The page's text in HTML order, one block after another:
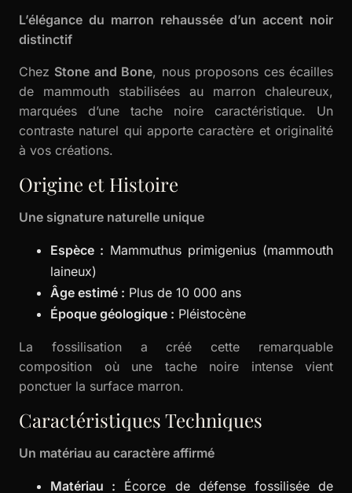
L’élégance du marron rehaussée d’un accent noir
distinctif
Chez Stone and Bone, nous proposons ces écailles
de mammouth stabilisées au marron chaleureux,
marquées d’une tache noire caractéristique. Un
contraste naturel qui apporte caractère et originalité
à vos créations.
Origine et Histoire
Une signature naturelle unique
Espèce : Mammuthus primigenius (mammouth
laineux)
Âge estimé : Plus de 10 000 ans
Époque géologique : Pléistocène
La fossilisation a créé cette remarquable
composition où une tache noire intense vient
ponctuer la surface marron.
Caractéristiques Techniques
Un matériau au caractère affirmé
Matériau : Écorce de défense fossilisée de